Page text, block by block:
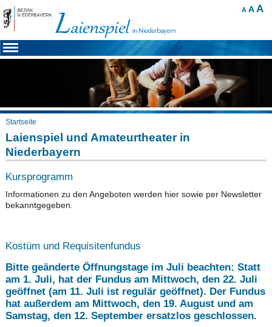
A A A
Startseite
Laienspiel und Amateurtheater in
Niederbayern
Kursprogramm
Informationen zu den Angeboten werden hier sowie per Newsletter
bekanntgegeben.
Kostüm und Requisitenfundus
Bitte geänderte Öffnungstage im Juli beachten: Statt
am 1. Juli, hat der Fundus am Mittwoch, den 22. Juli
geöffnet (am 11. Juli ist regulär geöffnet). Der Fundus
hat außerdem am Mittwoch, den 19. August und am
Samstag, den 12. September ersatzlos geschlossen.